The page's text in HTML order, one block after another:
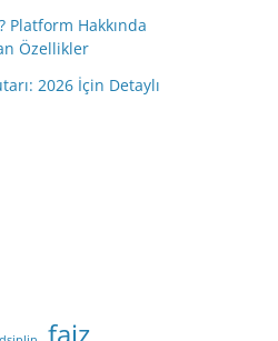
Hakkında
Özellikler
2026 İçin Detaylı
faiz